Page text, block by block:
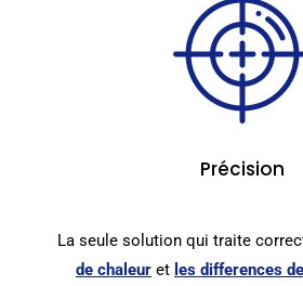
Précision
La seule solution qui traite
de chaleur et les differences